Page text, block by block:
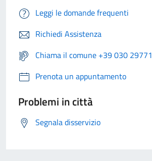
Leggi le domande frequenti
Richiedi Assistenza
Chiama il comune +39 030 29771
Prenota un appuntamento
Problemi in città
Segnala disservizio